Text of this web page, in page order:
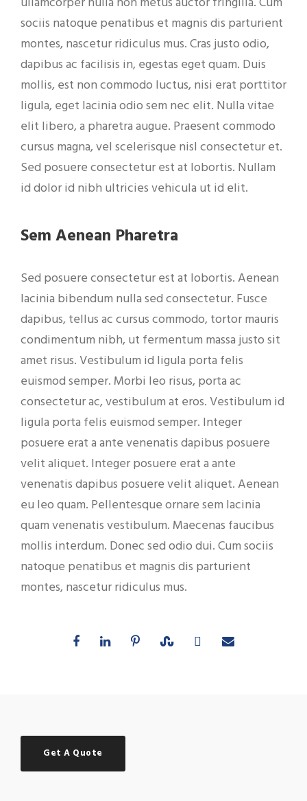
sociis natoque penatibus et magnis dis parturient
montes, nascetur ridiculus mus. Cras justo odio,
dapibus ac facilisis in, egestas eget quam. Duis
mollis, est non commodo luctus, nisi erat porttitor
ligula, eget lacinia odio sem nec elit. Nulla vitae
elit libero, a pharetra augue. Praesent commodo
cursus magna, vel scelerisque nisl consectetur et.
Sed posuere consectetur est at lobortis. Nullam
id dolor id nibh ultricies vehicula ut id elit.
Sem Aenean Pharetra
Sed posuere consectetur est at lobortis. Aenean
lacinia bibendum nulla sed consectetur. Fusce
dapibus, tellus ac cursus commodo, tortor mauris
condimentum nibh, ut fermentum massa justo sit
amet risus. Vestibulum id ligula porta felis
euismod semper. Morbi leo risus, porta ac
consectetur ac, vestibulum at eros. Vestibulum id
ligula porta felis euismod semper. Integer
posuere erat a ante venenatis dapibus posuere
velit aliquet. Integer posuere erat a ante
venenatis dapibus posuere velit aliquet. Aenean
eu leo quam. Pellentesque ornare sem lacinia
quam venenatis vestibulum. Maecenas faucibus
mollis interdum. Donec sed odio dui. Cum sociis
natoque penatibus et magnis dis parturient
montes, nascetur ridiculus mus.
Get A Quote